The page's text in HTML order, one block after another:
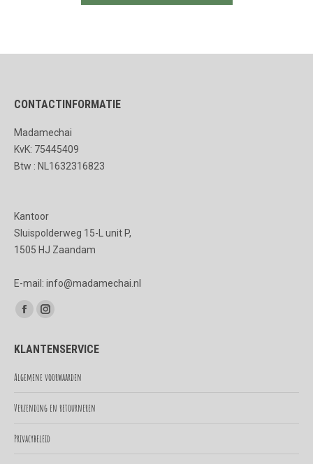
CONTACTINFORMATIE
Madamechai
KvK: 75445409
Btw : NL1632316823
Kantoor
Sluispolderweg 15-L unit P,
1505 HJ Zaandam
E-mail: info@madamechai.nl
Vind ons op:
Facebook
opens
in
window
Instagram
opens
in
window
KLANTENSERVICE
Algemene voorwaarden
Verzending en retourneren
Privacybeleid